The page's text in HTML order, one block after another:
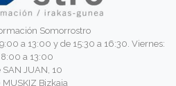
Somorrostro
a 13:00 y de 15:30 a 16:30. Viernes:
a 13:00
SAN JUAN, 10
Bizkaia